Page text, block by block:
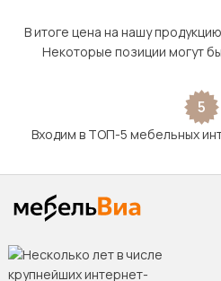
В итоге цена на нашу
Некоторые позиции могут
5
Входим в ТОП-5 мебельных